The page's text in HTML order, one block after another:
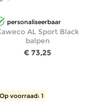
personaliseerbaar
AL Sport Black
balpen
€ 73,25
Op voorraad: 1